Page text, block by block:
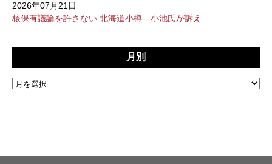
2026年07月21日
核保有議論を許さない 北海道小樽 小池氏が訴え
月別